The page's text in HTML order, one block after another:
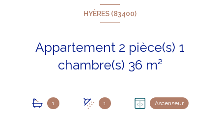
HYÈRES (83400)
Appartement 2 pièce(s) 1
chambre(s) 36 m²
1 1 Ascenseur